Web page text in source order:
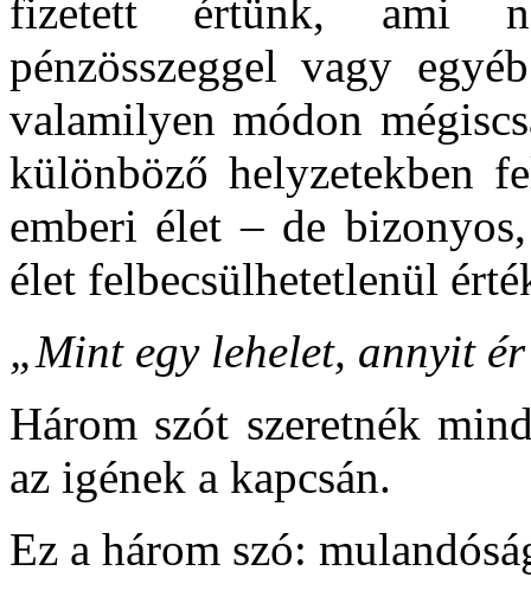
fizetett értünk, ami
pénzösszeggel vagy
valamilyen módon
különböző helyzetekben
emberi élet – de
élet felbecsülhetetlenül
„Mint egy lehelet, annyit
Három szót szeretnék
az igének a kapcsán.
Ez a három szó: